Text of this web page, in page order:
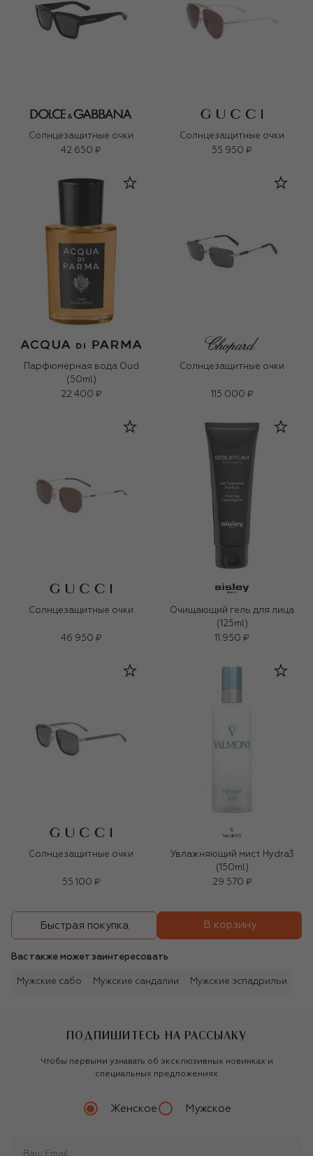
Солнцезащитные очки
42 650 ₽
Солнцезащитные очки
55 950 ₽
Парфюмерная вода Oud
(50ml)
22 400 ₽
Солнцезащитные очки
115 000 ₽
Солнцезащитные очки
46 950 ₽
Очищающий гель для лица
(125ml)
11 950 ₽
Солнцезащитные очки
55 100 ₽
Увлажняющий мист Hydra3
(150ml)
29 570 ₽
Быстрая покупка В корзину
Вас также может заинтересовать
Мужские сабо Мужские сандалии Мужские эспадрильи
ПОДПИШИТЕСЬ НА РАССЫЛКУ
Чтобы первыми узнавать об эксклюзивных новинках и
специальных предложениях
Женское Мужское